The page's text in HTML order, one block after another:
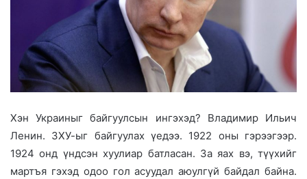
Хэн Украиныг байгуулсын ингэхэд? Владимир Ильич
Ленин. ЗХУ-ыг байгуулах үедээ. 1922 оны гэрээгээр.
1924 онд үндсэн хуулиар батласан. За яах вэ, түүхийг
мартъя гэхэд одоо гол асуудал аюулгүй байдал байна.